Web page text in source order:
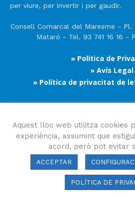
per viure, per invertir i per gaudir.
Consell Comarcal del Maresme - Pl.
Mataró - Tel. 93 741 16 16 -
» Política de
» Avís Legal
» Política de privacitat de
Segueix-nos
Consell Comarcal del Maresme 2023
Aquest lloc web utilitza cookies
experiència, assumint que
acord, però pot evitar
ACCEPTAR
POLÍTICA DE